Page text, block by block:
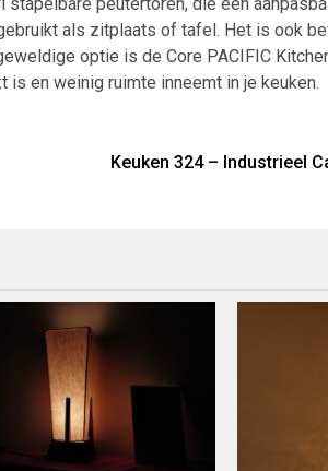
als zitplaats of tafel. Het is ook
optie is de Core PACIFIC
is en weinig ruimte inneemt in je keuken.
Keuken 324 – Industrieel